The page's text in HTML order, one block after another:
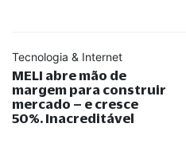
Tecnologia & Internet
MELI abre mão de
margem para construir
mercado – e cresce
50%. Inacreditável